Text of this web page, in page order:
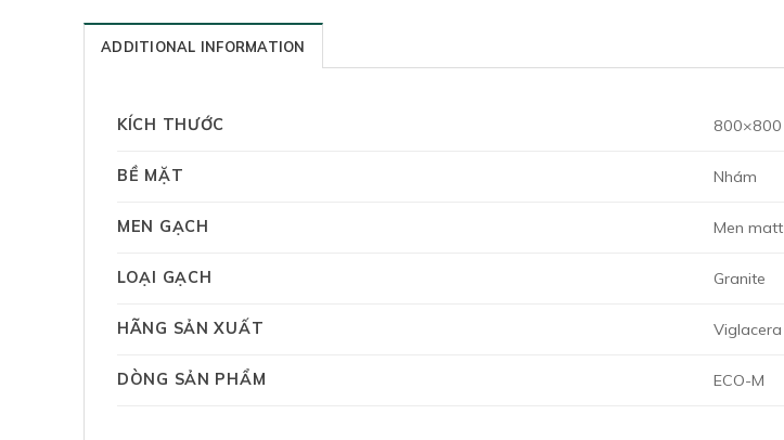
ADDITIONAL INFORMATION
KÍCH THƯỚC 800×800
BỀ MẶT Nhám
MEN GẠCH Men matt
LOẠI GẠCH Granite
HÃNG SẢN XUẤT Viglacera
DÒNG SẢN PHẨM ECO-M